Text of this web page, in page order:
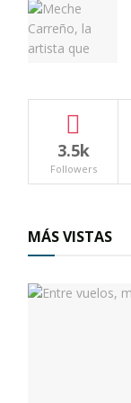
3.5k
Followers
MÁS VISTAS